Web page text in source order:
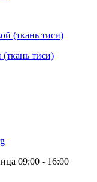
тиси)
09:00 - 16:00